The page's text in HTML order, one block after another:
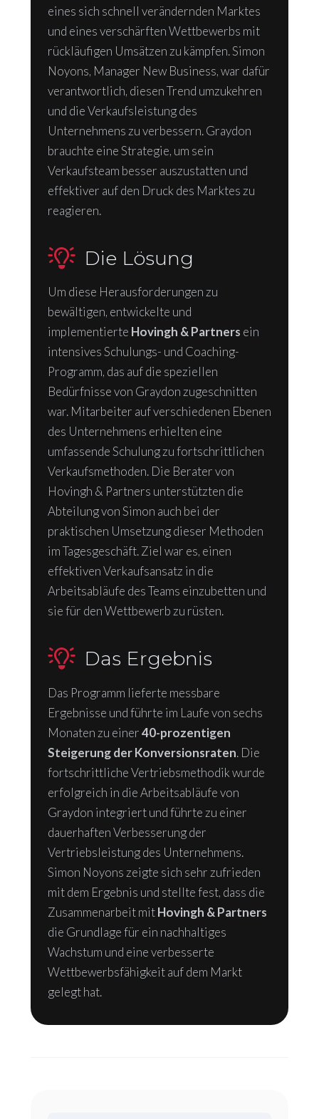
eines sich schnell verändernden Marktes
und eines verschärften Wettbewerbs mit
rückläufigen Umsätzen zu kämpfen. Simon
Noyons, Manager New Business, war dafür
verantwortlich, diesen Trend umzukehren
und die Verkaufsleistung des
Unternehmens zu verbessern. Graydon
brauchte eine Strategie, um sein
Verkaufsteam besser auszustatten und
effektiver auf den Druck des Marktes zu
reagieren.
Die Lösung
Um diese Herausforderungen zu
bewältigen, entwickelte und
implementierte Hovingh & Partners ein
intensives Schulungs- und Coaching-
Programm, das auf die speziellen
Bedürfnisse von Graydon zugeschnitten
war. Mitarbeiter auf verschiedenen Ebenen
des Unternehmens erhielten eine
umfassende Schulung zu fortschrittlichen
Verkaufsmethoden. Die Berater von
Hovingh & Partners unterstützten die
Abteilung von Simon auch bei der
praktischen Umsetzung dieser Methoden
im Tagesgeschäft. Ziel war es, einen
effektiven Verkaufsansatz in die
Arbeitsabläufe des Teams einzubetten und
sie für den Wettbewerb zu rüsten.
Das Ergebnis
Das Programm lieferte messbare
Ergebnisse und führte im Laufe von sechs
Monaten zu einer40-prozentigen
Steigerung der Konversionsraten. Die
fortschrittliche Vertriebsmethodik wurde
erfolgreich in die Arbeitsabläufe von
Graydon integriert und führte zu einer
dauerhaften Verbesserung der
Vertriebsleistung des Unternehmens.
Simon Noyons zeigte sich sehr zufrieden
mit dem Ergebnis und stellte fest, dass die
Zusammenarbeit mitHovingh & Partners
die Grundlage für ein nachhaltiges
Wachstum und eine verbesserte
Wettbewerbsfähigkeit auf dem Markt
gelegt hat.